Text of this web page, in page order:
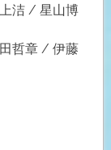
洁 / 星山博
哲章 / 伊藤